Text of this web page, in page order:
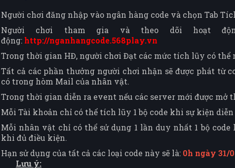
Người chơi đăng nhập vào ngân hàng code và chọn Tab
Người chơi tham gia và theo dõi hoạt
động: http://nganhangcode.568play.vn
Trong thời gian HĐ, người chơi Đạt các mức tích lũy có thể
Tất cả các phần thưởng người chơi nhận sẽ được phát từ
có trong hòm Mail của nhân vật.
Trong thời gian diễn ra event nếu các server mới được mở
Mỗi Tài khoản chỉ có thể tích lũy 1 bộ code khi sự kiện diễn
Mỗi nhân vật chỉ có thể sử dụng 1 lần duy nhất 1 bộ
khi đủ điều kiện.
Hạn sử dụng của tất cả các loại code này sẽ là: 0h ngày 31/
Lưu ý: